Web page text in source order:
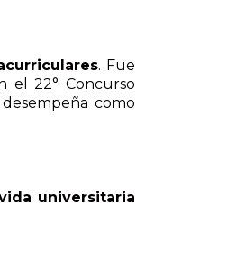
. Fue
el 22° Concurso
como
universitaria